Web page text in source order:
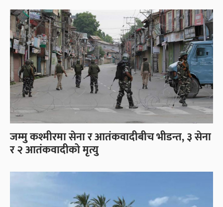
जम्मु कश्मीरमा सेना र आतंकवादीबीच भीडन्त, ३ सेना
र २ आतंकवादीको मृत्यु